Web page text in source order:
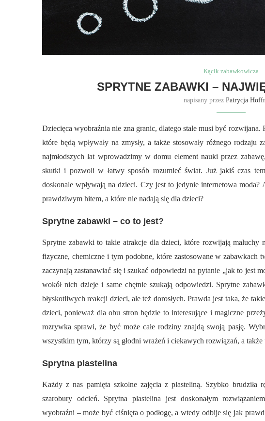
Kącik zabawkowicza
SPRYTNE ZABAWKI –
napisany przezPatrycja
Dziecięca wyobraźnia nie zna granic, dlatego stale musi być
które będą wpływały na zmysły, a także stosowały różnego
najmłodszych lat wprowadzimy w domu element nauki przez
skutki i pozwoli w łatwy sposób rozumieć świat. Już jakiś czas
doskonale wpływają na dzieci. Czy jest to jedynie internetowa moda?
prawdziwym hitem, a które nie nadają się dla dzieci?
Sprytne zabawki – co to jest?
Sprytne zabawki to takie atrakcje dla dzieci, które rozwijają maluchy
fizyczne, chemiczne i tym podobne, które zastosowane w zabawkach
zaczynają zastanawiać się i szukać odpowiedzi na pytanie „jak to jest
wokół nich dzieje i same chętnie szukają odpowiedzi. Sprytne
błyskotliwych reakcji dzieci, ale też dorosłych. Prawda jest taka, że
dzieci, ponieważ dla obu stron będzie to interesujące i magiczne
rozrywka sprawi, że być może całe rodziny znajdą swoją pasję.
wszystkim tym, którzy są głodni wrażeń i ciekawych rozwiązań, a
Sprytna plastelina
Każdy z nas pamięta szkolne zajęcia z plasteliną. Szybko brudziła
szarobury odcień. Sprytna plastelina jest doskonałym
wyobraźni – może być ciśnięta o podłogę, a wtedy odbije się jak